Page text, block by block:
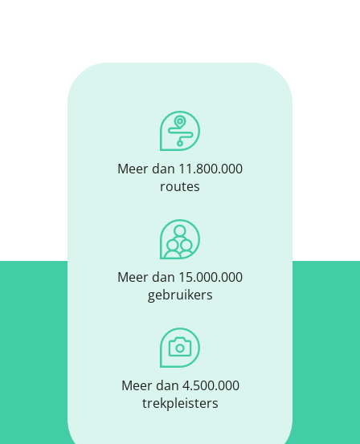
Meer dan 11.800.000
routes
Meer dan 15.000.000
gebruikers
Meer dan 4.500.000
trekpleisters